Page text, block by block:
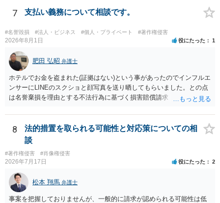
ア利用の範囲です。 一方で、特定の作品の文章をそのまま使うことは
できる」レベルだと、翻案や二次的著作物の問題が出ますのでこの点
はご留意ください。
7 支払い義務について相談です。
#名誉毀損 #法人・ビジネス #個人・プライベート #著作権侵害
2026年8月1日 役にたった 1
肥田 弘昭 弁護士
ホテルでお金を盗まれた(証拠はない)という事があったのでインフルエ
ンサーにLINEのスクショと顔写真を送り晒してもらいました。との点
は名誉棄損を理由とする不法行為に基づく損害賠償請求（共同不法行
その人が会社を経営しているようで仕事が飛んだとのことでその分の
賠償金と8人分の従業員の年間利益を請求すると言われています。」で
の計算がすべて損害とならないかと思いますので、損害額で争っても
良いかと思います。ご参考にしてください。
8
法的措置を取られる可能性と対応策についての相
談
#著作権侵害 #肖像権侵害
2026年7月17日 役にたった 2
松本 翔馬 弁護士
事案を把握しておりませんが、一般的に請求が認められる可能性は低